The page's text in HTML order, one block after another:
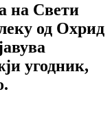
на Свети
од Охрид
угодник,